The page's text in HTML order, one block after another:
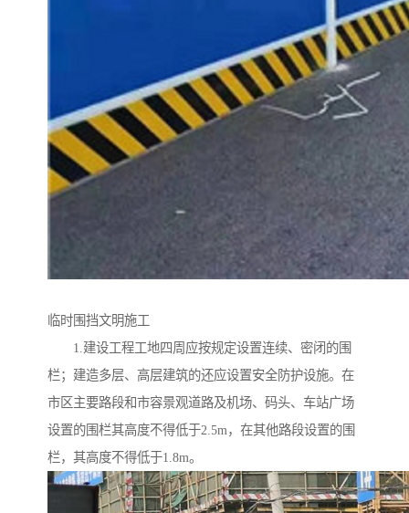
临时围挡文明施工
1.建设工程工地四周应按规定设置连续、密闭的围
栏；建造多层、高层建筑的还应设置安全防护设施。在
市区主要路段和市容景观道路及机场、码头、车站广场
设置的围栏其高度不得低于2.5m，在其他路段设置的围
栏，其高度不得低于1.8m。